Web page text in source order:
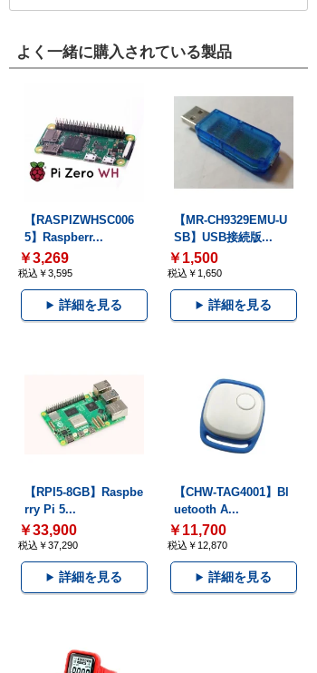
よく一緒に購入されている製品
【RASPIZWHSC006
5】Raspberr...
￥3,269
税込￥3,595
詳細を見る
【MR-CH9329EMU-U
SB】USB接続版...
￥1,500
税込￥1,650
詳細を見る
【RPI5-8GB】Raspbe
rry Pi 5...
￥33,900
税込￥37,290
詳細を見る
【CHW-TAG4001】Bl
uetooth A...
￥11,700
税込￥12,870
詳細を見る